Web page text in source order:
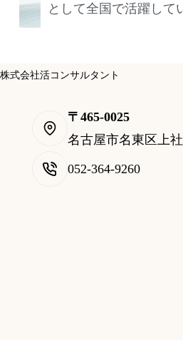
として全国で活躍して
株式会社活コンサルタント
〒465-0025
名古屋市名東区上社
052-364-9260